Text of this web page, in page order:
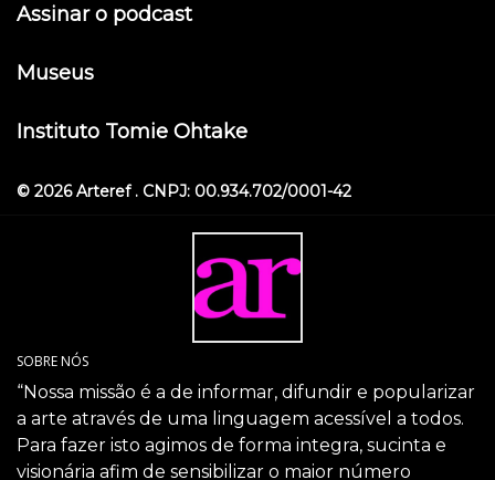
Assinar o podcast
Museus
Instituto Tomie Ohtake
© 2026 Arteref . CNPJ: 00.934.702/0001-42
SOBRE NÓS
“Nossa missão é a de informar, difundir e popularizar
a arte através de uma linguagem acessível a todos.
Para fazer isto agimos de forma integra, sucinta e
visionária afim de sensibilizar o maior número